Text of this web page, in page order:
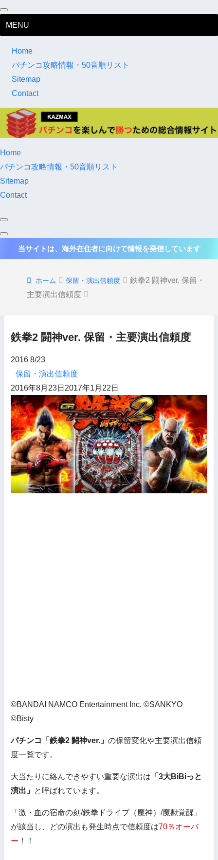
MENU
Home
パチンコ攻略情報・50音順リスト
Sitemap
Contact
Home
パチンコ攻略情報・50音順リスト
Sitemap
Contact
当サイトは、海外在住者に向けて情報を発信しています
ホーム 保留・演出信頼度
鉄拳2 闘神ver. 保留・
主要演出信頼度
鉄拳2 闘神ver. 保留・主要演出信頼度
2016 8/23
保留・演出信頼度
2016年8月23日 2017年1月22日
©BANDAI NAMCO Entertainment Inc. ©SANKYO
©Bisty
パチンコ「鉄拳2 闘神ver.」の保留変化や主要演出信頼
度一覧です。
大当たりに絡んできやすい重要な演出は 「3大BiBiっと
演出」 と呼ばれています。
「激・血の宿命の刻/鉄拳ドライブ（魔神）/魔獣覚醒」
が該当し、どの演出も発生時点で信頼度は70％オーバ
ー ！！